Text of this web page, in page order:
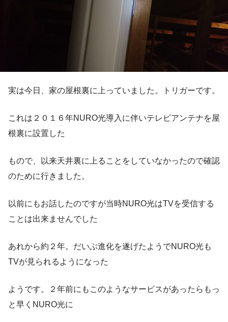
実は今日、家の屋根裏に上っていました。トリガーです。
これは２０１６年NURO光導入に伴いテレビアンテナを屋
根裏に設置した
もので、以来天井裏に上ることをしていなかったので確認
のために行きました。
以前にもお話したのですが当時NURO光はTVを受信する
ことは出来ませんでした
あれから約２年。だいぶ進化を遂げたようでNURO光も
TVが見られるようになった
ようです。２年前にもこのようなサービスがあったらもっ
と早くNURO光に